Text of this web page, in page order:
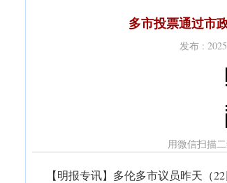
多市投票通过市
发布 :
用微信扫描
【明报专讯】多伦多市议员昨天（